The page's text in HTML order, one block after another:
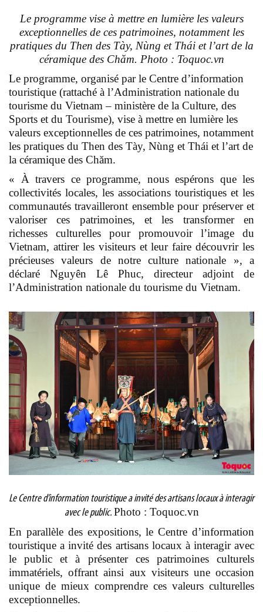
Le programme vise à mettre en lumière les valeurs
exceptionnelles de ces patrimoines, notamment les
pratiques du Then des Tày, Nùng et Thái et l’art de la
céramique des Chăm. Photo : Toquoc.vn
Le programme, organisé par le Centre d’information
touristique (rattaché à l’Administration nationale du
tourisme du Vietnam – ministère de la Culture, des
Sports et du Tourisme), vise à mettre en lumière les
valeurs exceptionnelles de ces patrimoines, notamment
les pratiques du Then des Tày, Nùng et Thái et l’art de
la céramique des Chăm.
« À travers ce programme, nous espérons que les
collectivités locales, les associations touristiques et les
communautés travailleront ensemble pour préserver et
valoriser ces patrimoines, et les transformer en
richesses culturelles pour promouvoir l’image du
Vietnam, attirer les visiteurs et leur faire découvrir les
précieuses valeurs de notre culture nationale », a
déclaré Nguyên Lê Phuc, directeur adjoint de
l’Administration nationale du tourisme du Vietnam.
Le Centre d’information touristique a invité des artisans locaux à interagir
avec le public. Photo : Toquoc.vn
En parallèle des expositions, le Centre d’information
touristique a invité des artisans locaux à interagir avec
le public et à présenter ces patrimoines culturels
immatériels, offrant ainsi aux visiteurs une occasion
unique de mieux comprendre ces valeurs culturelles
exceptionnelles.